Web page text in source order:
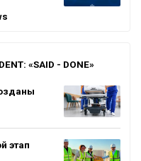
«SAID - DONE»
этап